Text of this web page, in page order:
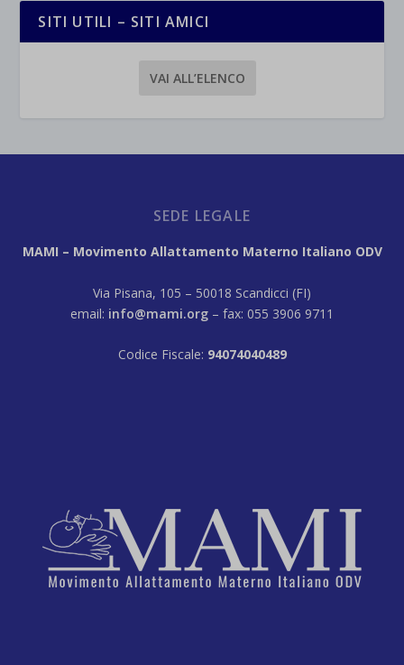
SITI UTILI – SITI AMICI
VAI ALL’ELENCO
SEDE LEGALE
MAMI – Movimento Allattamento Materno Italiano ODV
Via Pisana, 105 – 50018 Scandicci (FI)
email: info@mami.org – fax: 055 3906 9711
Codice Fiscale: 94074040489